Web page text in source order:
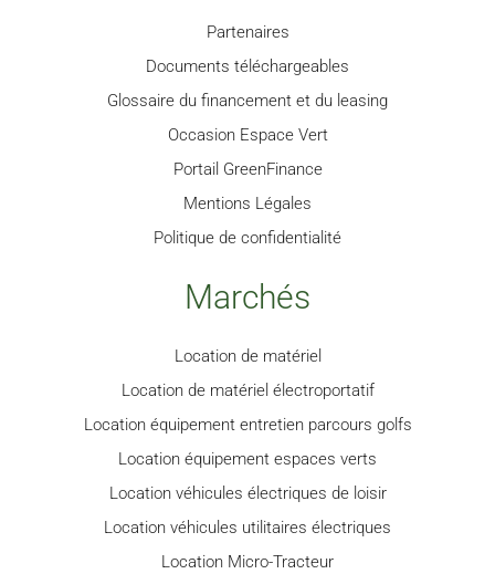
Partenaires
Documents téléchargeables
Glossaire du financement et du leasing
Occasion Espace Vert
Portail GreenFinance
Mentions Légales
Politique de confidentialité
Marchés
Location de matériel
Location de matériel électroportatif
Location équipement entretien parcours golfs
Location équipement espaces verts
Location véhicules électriques de loisir
Location véhicules utilitaires électriques
Location Micro-Tracteur